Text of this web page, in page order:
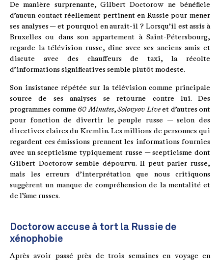
De manière surprenante, Gilbert Doctorow ne bénéficie
d’aucun contact réellement pertinent en Russie pour mener
ses analyses — et pourquoi en aurait-il ? Lorsqu’il est assis à
Bruxelles ou dans son appartement à Saint-Pétersbourg,
regarde la télévision russe, dîne avec ses anciens amis et
discute avec des chauffeurs de taxi, la récolte
d’informations significatives semble plutôt modeste.
Son insistance répétée sur la télévision comme principale
source de ses analyses se retourne contre lui. Des
programmes comme 60 Minutes, Solovyov Liveet d’autres ont
pour fonction de divertir le peuple russe — selon des
directives claires du Kremlin. Les millions de personnes qui
regardent ces émissions prennent les informations fournies
avec un scepticisme typiquement russe — scepticisme dont
Gilbert Doctorow semble dépourvu. Il peut parler russe,
mais les erreurs d’interprétation que nous critiquons
suggèrent un manque de compréhension de la mentalité et
de l’âme russes.
Doctorow accuse à tort la Russie de
xénophobie
Après avoir passé près de trois semaines en voyage en